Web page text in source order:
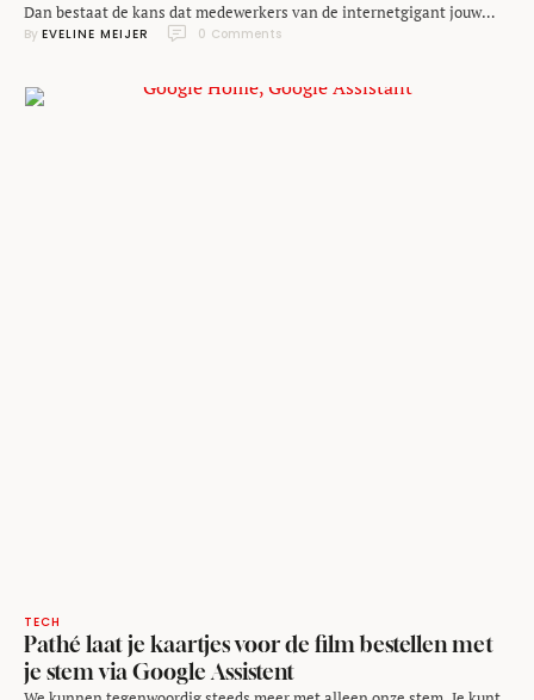
Dan bestaat de kans dat medewerkers van de internetgigant jouw
stem hebben gehoord. Medewerkers van het bedrijf luisteren
voeren, zo melden de NOS en het Belgische VRT. De zaak kwam aan
het licht doordat …
By EVELINE MEIJER 0 Comments
TECH
Pathé laat je kaartjes voor de film bestellen met
je stem via Google Assistent